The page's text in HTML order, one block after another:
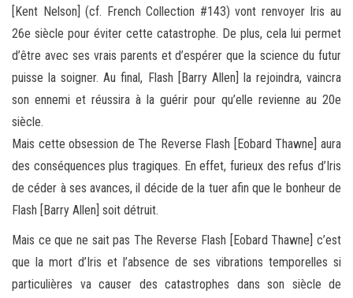
[Kent Nelson] (cf. French Collection #143) vont renvoyer Iris au
26e siècle pour éviter cette catastrophe. De plus, cela lui permet
d’être avec ses vrais parents et d’espérer que la science du futur
puisse la soigner. Au final, Flash [Barry Allen] la rejoindra, vaincra
son ennemi et réussira à la guérir pour qu’elle revienne au 20e
siècle.
Mais cette obsession de The Reverse Flash [Eobard Thawne] aura
des conséquences plus tragiques. En effet, furieux des refus d’Iris
de céder à ses avances, il décide de la tuer afin que le bonheur de
Flash [Barry Allen] soit détruit.
Mais ce que ne sait pas The Reverse Flash [Eobard Thawne] c’est
que la mort d’Iris et l’absence de ses vibrations temporelles si
particulières va causer des catastrophes dans son siècle de